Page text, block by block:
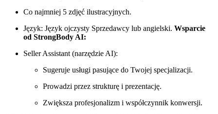
Co najmniej 5 zdjęć ilustracyjnych.
Język: Język ojczysty Sprzedawcy lub angielski. Wsparcie
od StrongBody AI:
Seller Assistant (narzędzie AI):
Sugeruje usługi pasujące do Twojej specjalizacji.
Prowadzi przez strukturę i prezentację.
Zwiększa profesjonalizm i współczynnik konwersji.